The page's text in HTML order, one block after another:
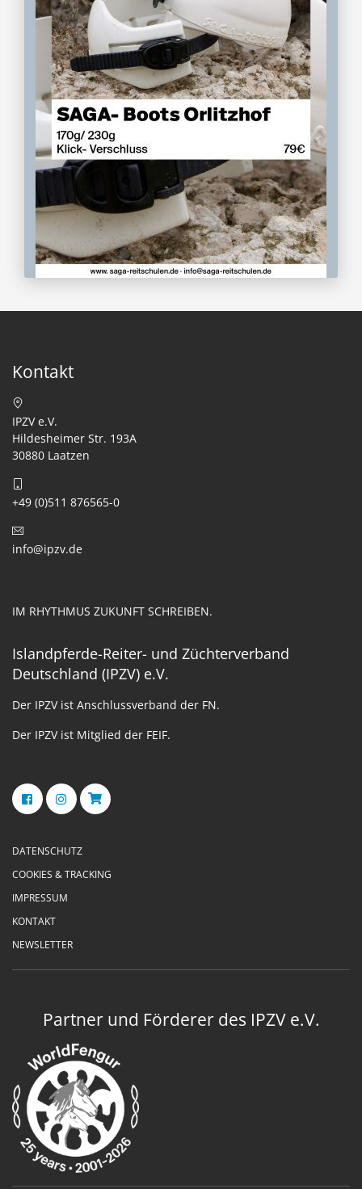
Kontakt
IPZV e.V.
Hildesheimer Str. 193A
30880 Laatzen
+49 (0)511 876565-0
info@ipzv.de
IM RHYTHMUS ZUKUNFT SCHREIBEN.
Islandpferde-Reiter- und Züchterverband
Deutschland (IPZV) e.V.
Der IPZV ist Anschlussverband der FN.
Der IPZV ist Mitglied der FEIF.
DATENSCHUTZ
COOKIES & TRACKING
IMPRESSUM
KONTAKT
NEWSLETTER
Partner und Förderer des IPZV e.V.